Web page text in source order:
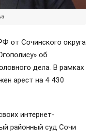
от Сочинского округа
об
дела. В рамках
арест на 4 430
интернет-
районный суд Сочи